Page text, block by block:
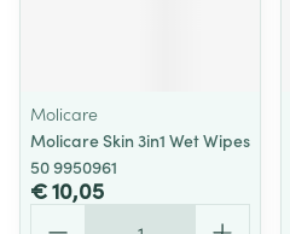
Molicare
Molicare Skin 3in1 Wet Wipes
50 9950961
€ 10,05